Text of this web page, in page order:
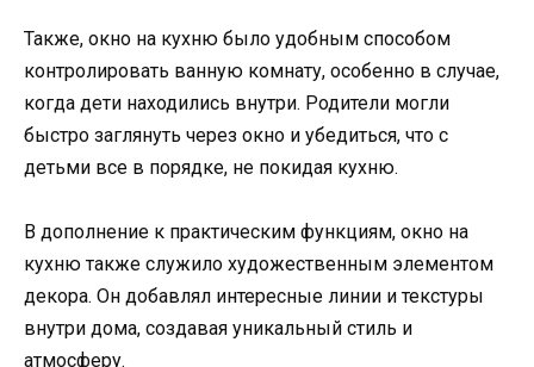
Также, окно на кухню было удобным способом
контролировать ванную комнату, особенно в случае,
когда дети находились внутри. Родители могли
быстро заглянуть через окно и убедиться, что с
детьми все в порядке, не покидая кухню.
В дополнение к практическим функциям, окно на
кухню также служило художественным элементом
декора. Он добавлял интересные линии и текстуры
внутри дома, создавая уникальный стиль и
атмосферу.